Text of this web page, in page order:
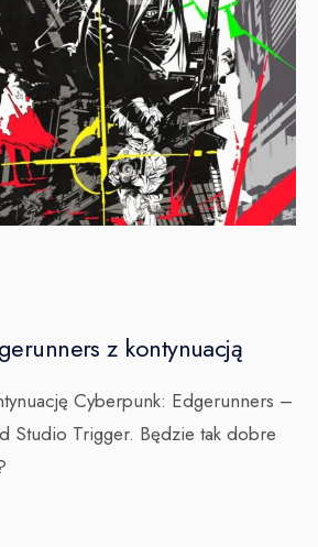
z kontynuacją
Cyberpunk: Edgerunners –
Studio Trigger. Będzie tak dobre